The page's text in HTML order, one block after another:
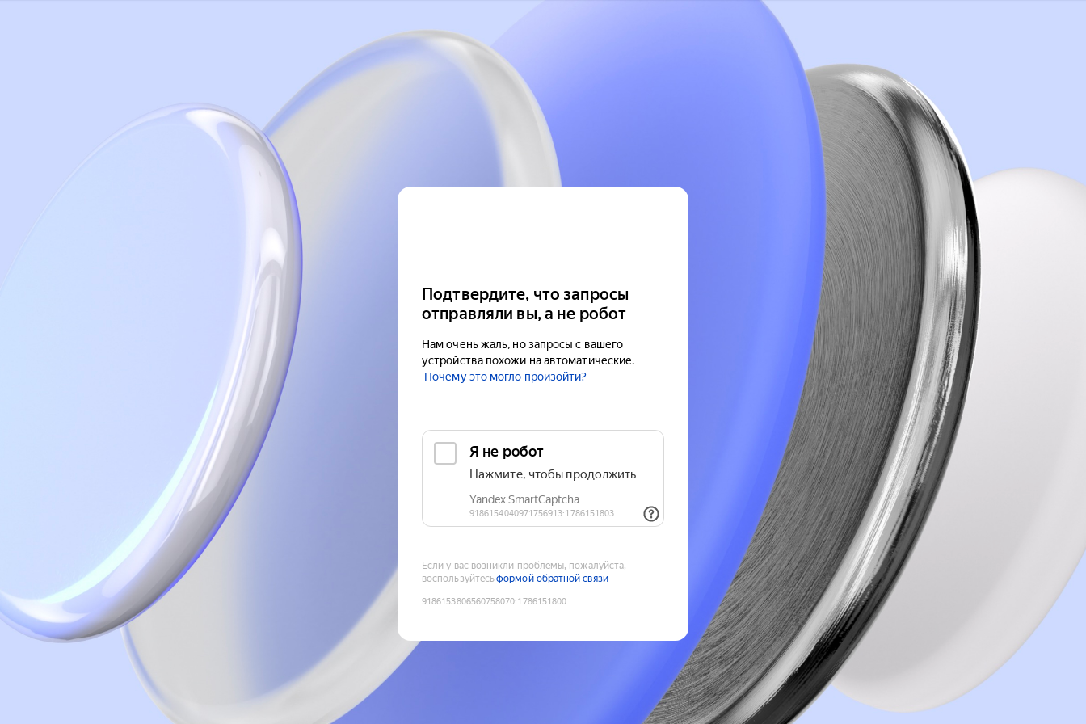
Подтвердите, что запросы
отправляли вы, а не робот
Нам очень жаль, но запросы с вашего
устройства похожи на автоматические.
Почему это могло произойти?
Если у вас возникли проблемы, пожалуйста,
воспользуйтесьформой обратной связи
9186153806560758070:1786151800